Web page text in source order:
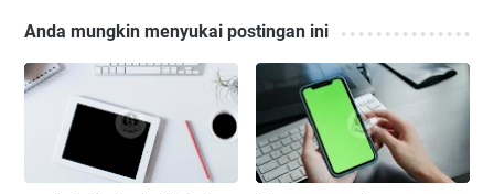
Anda mungkin menyukai postingan ini